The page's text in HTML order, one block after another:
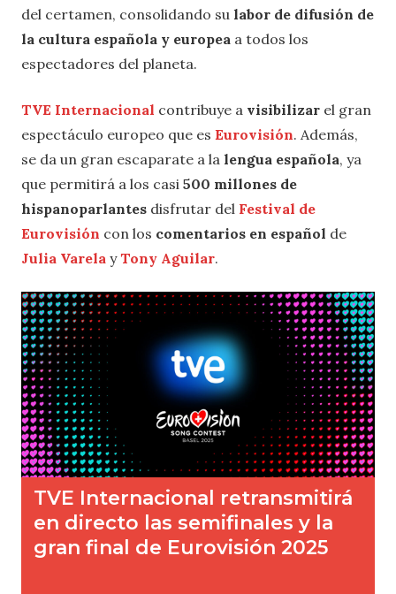
del certamen, consolidando su labor de difusión de
la cultura española y europea a todos los
espectadores del planeta.
TVE Internacional contribuye a visibilizar el gran
espectáculo europeo que es Eurovisión. Además,
se da un gran escaparate a la lengua española, ya
que permitirá a los casi 500 millones de
hispanoparlantes disfrutar del Festival de
Eurovisión con los comentarios en español de
Julia Varela y Tony Aguilar.